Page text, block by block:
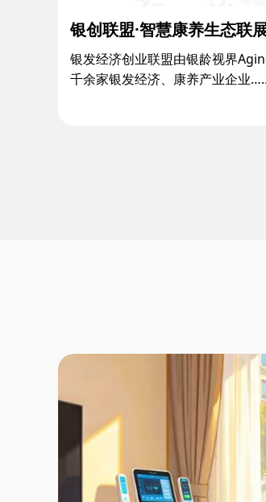
银创联盟·智慧康养生态联
银发经济创业联盟由银龄视界
千余家银发经济、康养产业企业